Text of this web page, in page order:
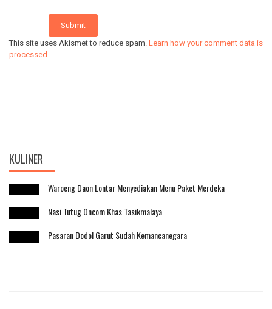
Submit
This site uses Akismet to reduce spam. Learn how your comment data is
processed.
KULINER
Waroeng Daon Lontar Menyediakan Menu Paket Merdeka
Nasi Tutug Oncom Khas Tasikmalaya
Pasaran Dodol Garut Sudah Kemancanegara